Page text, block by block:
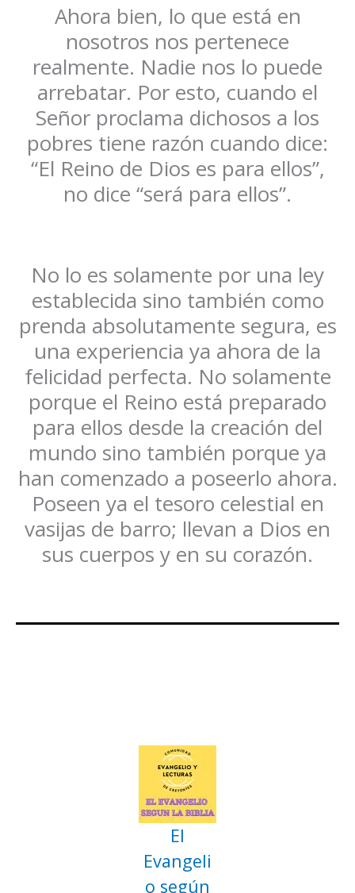
Ahora bien, lo que está en
nosotros nos pertenece
realmente. Nadie nos lo puede
arrebatar. Por esto, cuando el
Señor proclama dichosos a los
pobres tiene razón cuando dice:
“El Reino de Dios es para ellos”,
no dice “será para ellos”.
No lo es solamente por una ley
establecida sino también como
prenda absolutamente segura, es
una experiencia ya ahora de la
felicidad perfecta. No solamente
porque el Reino está preparado
para ellos desde la creación del
mundo sino también porque ya
han comenzado a poseerlo ahora.
Poseen ya el tesoro celestial en
vasijas de barro; llevan a Dios en
sus cuerpos y en su corazón.
El
Evangeli
o según